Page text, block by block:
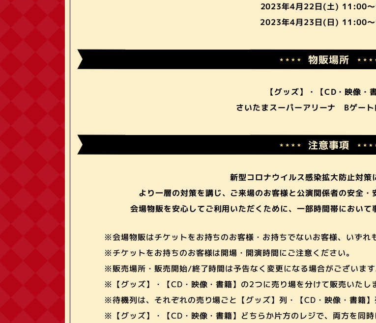
2023年4月22日(土) 11:00
2023年4月23日(日) 11:00
物販場所
【グッズ】・【CD・映像・
さいたまスーパーアリーナ Bゲート
注意事項
新型コロナウイルス感染拡大防止対策
より一層の対策を講じ、ご来場のお客様と公演関係者の安全・
会場物販を安心してご利用いただくために、一部時間帯において
※会場物販はチケットをお持ちのお客様・お持ちでないお客様、いずれ
※チケットをお持ちのお客様は開場・開演時間にご注意ください。
※販売場所・販売開始/終了時間は予告なく変更になる場合がございます
※【グッズ】・【CD・映像・書籍】の2つに売り場を分けて販売いたし
※待機列は、それぞれの売り場ごと【グッズ】列・【CD・映像・書籍
※【グッズ】・【CD・映像・書籍】どちらか片方のレジで、両方を同時